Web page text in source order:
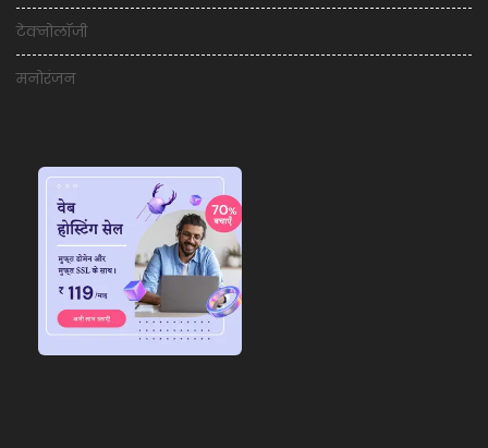
टेक्नोलॉजी
मनोरंजन